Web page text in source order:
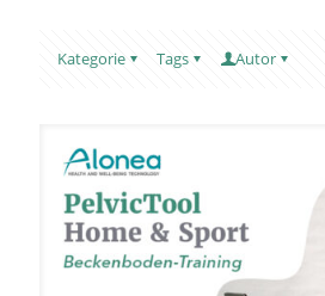
Kategorie Tags Autor